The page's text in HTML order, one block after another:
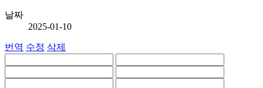
날짜
2025-01-10
번역 수정 삭제